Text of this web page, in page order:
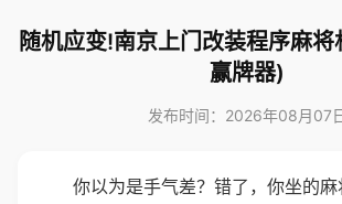
随机应变!南京上门改装程序麻
赢牌器)
发布时间：2026年08月07
你以为是手气差？错了，你坐的